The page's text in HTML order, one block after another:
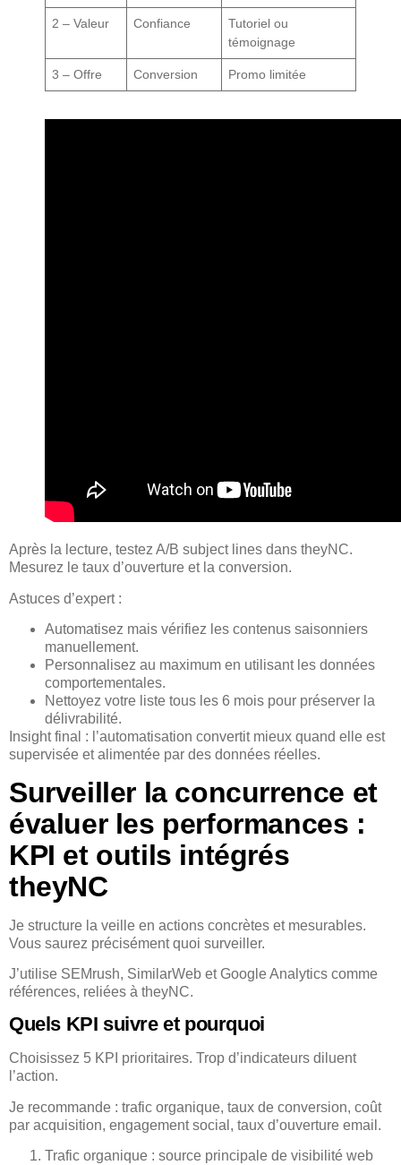
2 – Valeur Confiance
Tutoriel ou
témoignage
3 – Offre Conversion Promo limitée
Après la lecture, testez A/B subject lines dans theyNC.
Mesurez le taux d’ouverture et la conversion.
Astuces d’expert :
Automatisez mais vérifiez les contenus saisonniers
manuellement.
Personnalisez au maximum en utilisant les données
comportementales.
Nettoyez votre liste tous les 6 mois pour préserver la
délivrabilité.
Insight final : l’automatisation convertit mieux quand elle est
supervisée et alimentée par des données réelles.
Surveiller la concurrence et
évaluer les performances :
KPI et outils intégrés
theyNC
Je structure la veille en actions concrètes et mesurables.
Vous saurez précisément quoi surveiller.
J’utilise SEMrush, SimilarWeb et Google Analytics comme
références, reliées à theyNC.
Quels KPI suivre et pourquoi
Choisissez 5 KPI prioritaires. Trop d’indicateurs diluent
l’action.
Je recommande : trafic organique, taux de conversion, coût
par acquisition, engagement social, taux d’ouverture email.
Trafic organique : source principale de visibilité web